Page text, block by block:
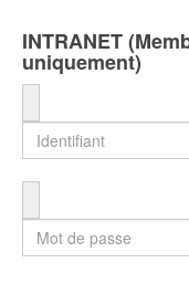
INTRANET
uniquement)